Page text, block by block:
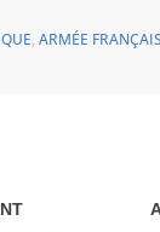
, ARMÉE